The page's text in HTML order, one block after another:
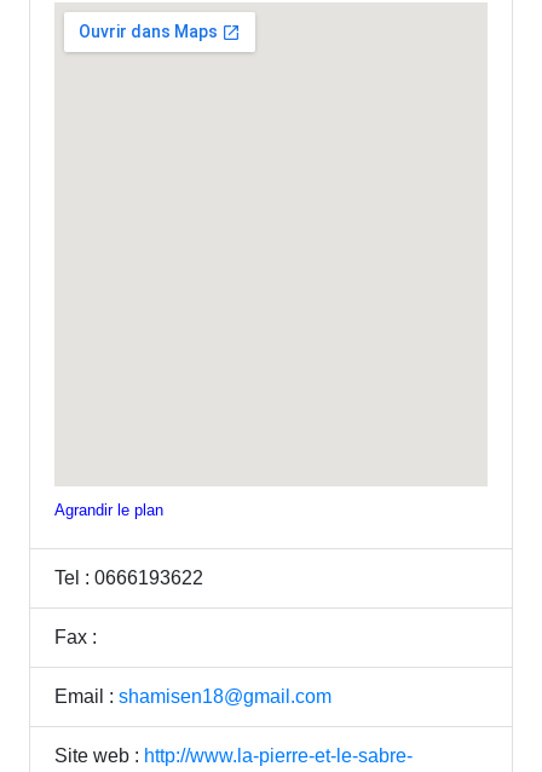
Agrandir le plan
Tel : 0666193622
Fax :
Email : shamisen18@gmail.com
Site web : http://www.la-pierre-et-le-sabre-